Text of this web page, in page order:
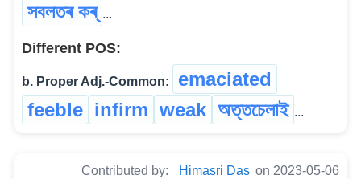
সবলতৰ কৰ্ ...
Different POS:
b. Proper Adj.-Common:
emaciated
feeble infirm weak অত্তচেলাই ...
Contributed by: Himasri Das on 2023-05-06